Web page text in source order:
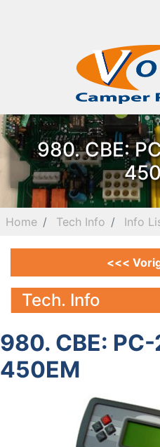
980. CBE:
Home Tech Info Info
<<<
Tech. Info
980. CBE:
450EM